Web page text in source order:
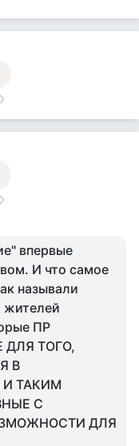
впервые
И что самое
называли
жителей
ПР
ТОГО,
В
ТАКИМ
С
ДЛЯ